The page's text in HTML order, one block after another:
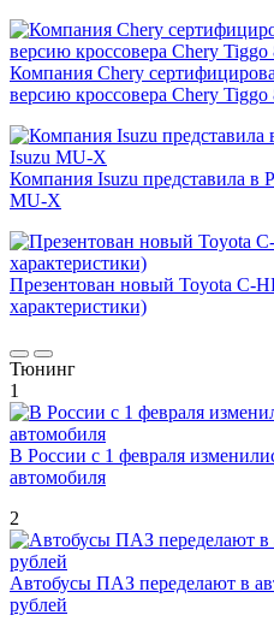
Компания Chery
версию кроссовера Chery Tiggo
Компания Isuzu представила
MU-X
Презентован новый Toyota C-
характеристики)
Тюнинг
1
В России с 1 февраля
автомобиля
2
Автобусы ПАЗ переделают в
рублей